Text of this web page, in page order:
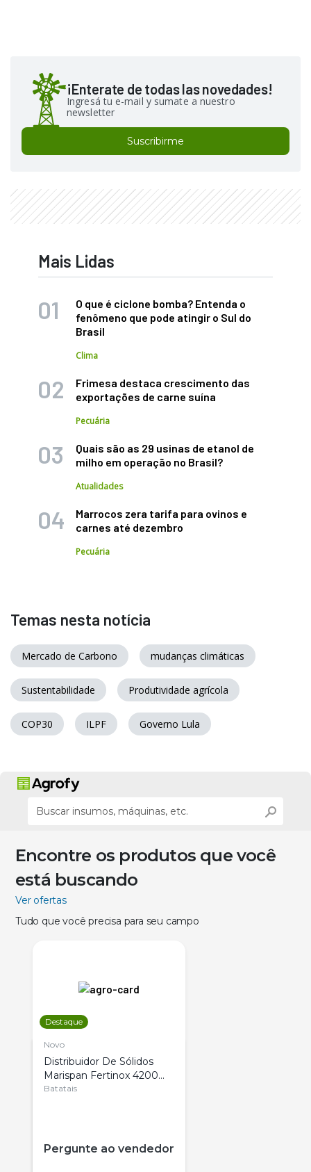
¡Enterate de todas las novedades!
Ingresá tu e-mail y sumate a nuestro
newsletter
Suscribirme
Mais Lidas
O que é ciclone bomba? Entenda o
fenômeno que pode atingir o Sul do
Brasil
Clima
Frimesa destaca crescimento das
exportações de carne suína
Pecuária
Quais são as 29 usinas de etanol de
milho em operação no Brasil?
Atualidades
Marrocos zera tarifa para ovinos e
carnes até dezembro
Pecuária
Temas nesta notícia
Mercado de Carbono mudanças climáticas
Sustentabilidade Produtividade agrícola
COP30 ILPF Governo Lula
Encontre os produtos que você
está buscando
Ver ofertas
Tudo que você precisa para seu campo
Destaque
Novo
Distribuidor De Sólidos
Marispan Fertinox 4200
Citrus
Batatais
Pergunte ao vendedor